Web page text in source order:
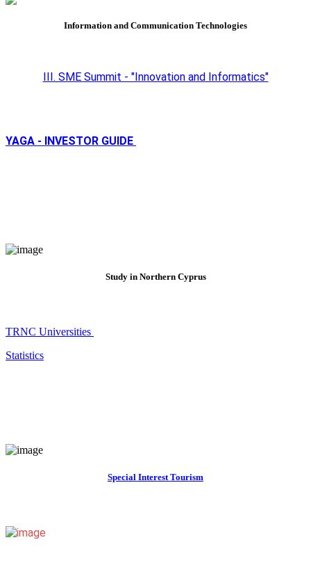
Information and Communication Technologies
III. SME Summit - "Innovation and Informatics"
YAGA - INVESTOR GUIDE
Study in Northern Cyprus
TRNC Universities
Statistics
Special Interest Tourism